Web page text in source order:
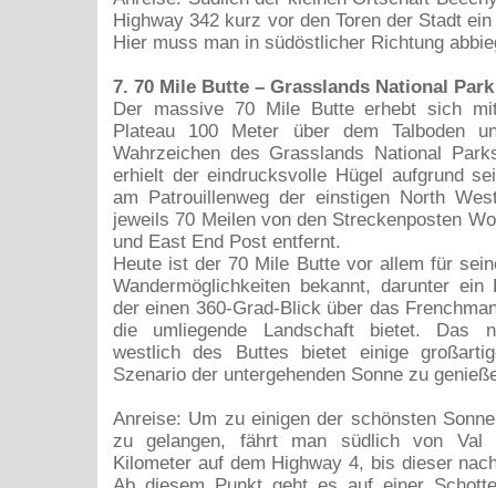
Highway 342 kurz vor den Toren der Stadt
Hier muss man in südöstlicher Richtung
7. 70 Mile Butte – Grasslands National Park
Der massive 70 Mile Butte erhebt sich
Plateau 100 Meter über dem Talboden
Wahrzeichen des Grasslands National
erhielt der eindrucksvolle Hügel aufgrund
am Patrouillenweg der einstigen North
jeweils 70 Meilen von den Streckenposten
und East End Post entfernt.
Heute ist der 70 Mile Butte vor allem für
Wandermöglichkeiten bekannt, darunter
der einen 360-Grad-Blick über das
die umliegende Landschaft bietet. Das
westlich des Buttes bietet einige
Szenario der untergehenden Sonne zu
Anreise: Um zu einigen der schönsten
zu gelangen, fährt man südlich von Val
Kilometer auf dem Highway 4, bis dieser